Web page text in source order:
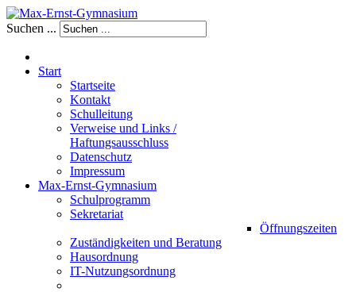
Suchen ...
Start
Startseite
Kontakt
Schulleitung
Verweise und Links /
Haftungsausschluss
Datenschutz
Impressum
Max-Ernst-Gymnasium
Schulprogramm
Sekretariat
Öffnungszeiten
Zuständigkeiten und Beratung
Hausordnung
IT-Nutzungsordnung